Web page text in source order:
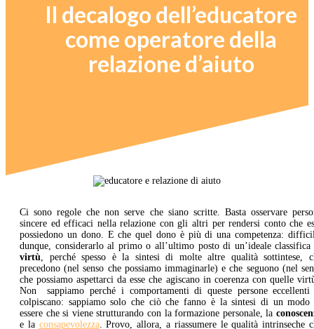
Il decalogo dell’educatore
come operatore della
relazione d’aiuto
Ci sono regole che non serve che siano scritte. Basta osservare
sincere ed efficaci nella relazione con gli altri per rendersi conto che
possiedono un dono. E che quel dono è più di una competenza:
dunque, considerarlo al primo o all’ultimo posto di un’ideale
virtù , perché spesso è la sintesi di molte altre qualità sottintese,
precedono (nel senso che possiamo immaginarle) e che seguono (nel
che possiamo aspettarci da esse che agiscano in coerenza con quelle
Non sappiamo perché i comportamenti di queste persone
colpiscano: sappiamo solo che ciò che fanno è la sintesi di un modo
essere che si viene strutturando con la formazione personale, la
e la consapevolezza. Provo, allora, a riassumere le qualità intrinseche